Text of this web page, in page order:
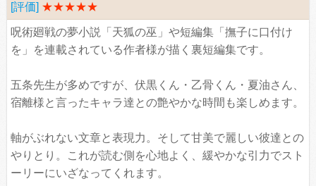
[評価] ★★★★★
呪術廻戦の夢小説「天狐の巫」や短編集「撫子に口付け
を」を連載されている作者様が描く裏短編集です。
五条先生が多めですが、伏黒くん・乙骨くん・夏油さん、
宿離様と言ったキャラ達との艶やかな時間も楽しめます。
軸がぶれない文章と表現力。そして甘美で麗しい彼達との
やりとり。これが読む側を心地よく、緩やかな引力でスト
ーリーにいざなってくれます。